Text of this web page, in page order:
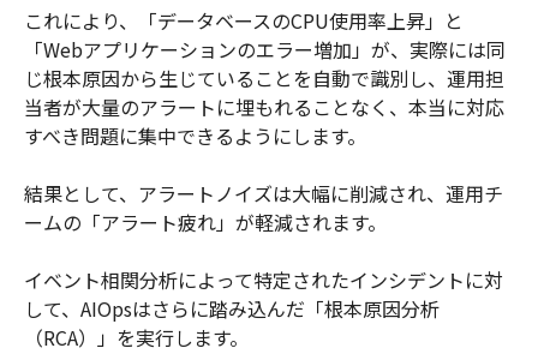
これにより、「データベースのCPU使用率上昇」と
「Webアプリケーションのエラー増加」が、実際には同
じ根本原因から生じていることを自動で識別し、運用担
当者が大量のアラートに埋もれることなく、本当に対応
すべき問題に集中できるようにします。
結果として、アラートノイズは大幅に削減され、運用チ
ームの「アラート疲れ」が軽減されます。
イベント相関分析によって特定されたインシデントに対
して、AIOpsはさらに踏み込んだ「根本原因分析
（RCA）」を実行します。